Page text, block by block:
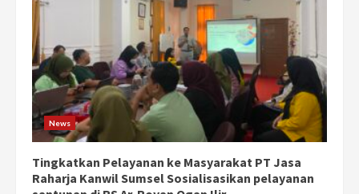
News
Tingkatkan Pelayanan ke Masyarakat PT Jasa
Raharja Kanwil Sumsel Sosialisasikan pelayanan